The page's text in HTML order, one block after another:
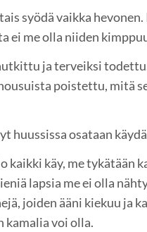
syödä vaikka
ei me olla niiden
ja terveiksi
poistettu, mitä
huussissa osataan
kaikki käy, me tykätään
lapsia me ei olla
joiden ääni kiekuu ja
kamalia voi olla.